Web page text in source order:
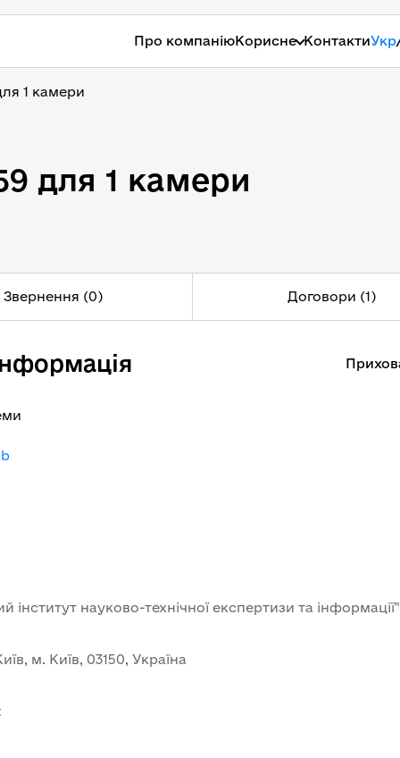
Про компаніюКорисне КонтактиУкр
1 камери
для 1 камери
Звернення (0) Договори (1)
науково-технічної експертизи та інформації"
м. Київ, 03150, Україна